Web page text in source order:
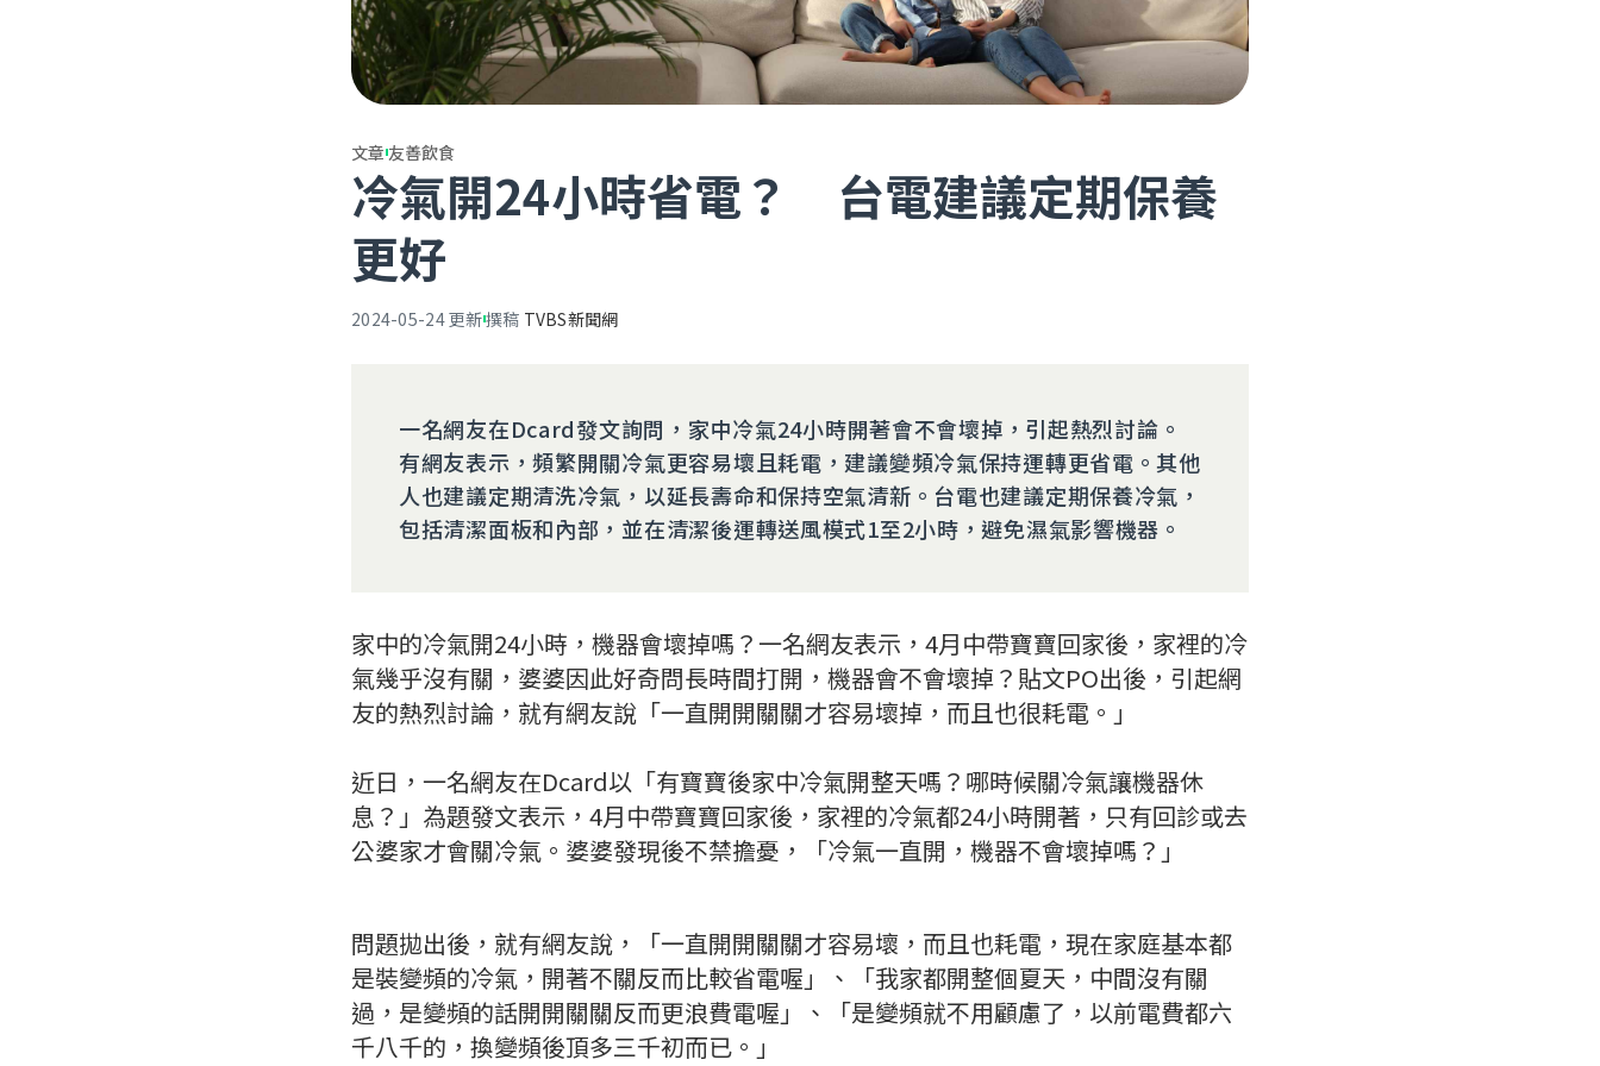
文章友善飲食
冷氣開24小時省電？ 台電建議定期保養
更好
2024-05-24更新撰稿 TVBS新聞網
一名網友在Dcard發文詢問，家中冷氣24小時開著會不會壞掉，引起熱烈討論。
有網友表示，頻繁開關冷氣更容易壞且耗電，建議變頻冷氣保持運轉更省電。其他
人也建議定期清洗冷氣，以延長壽命和保持空氣清新。台電也建議定期保養冷氣，
包括清潔面板和內部，並在清潔後運轉送風模式1至2小時，避免濕氣影響機器。
家中的冷氣開24小時，機器會壞掉嗎？一名網友表示，4月中帶寶寶回家後，家裡的冷
氣幾乎沒有關，婆婆因此好奇問長時間打開，機器會不會壞掉？貼文PO出後，引起網
友的熱烈討論，就有網友說「一直開開關關才容易壞掉，而且也很耗電。」
近日，一名網友在Dcard以「有寶寶後家中冷氣開整天嗎？哪時候關冷氣讓機器休
息？」為題發文表示，4月中帶寶寶回家後，家裡的冷氣都24小時開著，只有回診或去
公婆家才會關冷氣。婆婆發現後不禁擔憂，「冷氣一直開，機器不會壞掉嗎？」
問題拋出後，就有網友說，「一直開開關關才容易壞，而且也耗電，現在家庭基本都
是裝變頻的冷氣，開著不關反而比較省電喔」、「我家都開整個夏天，中間沒有關
過，是變頻的話開開關關反而更浪費電喔」、「是變頻就不用顧慮了，以前電費都六
千八千的，換變頻後頂多三千初而已。」